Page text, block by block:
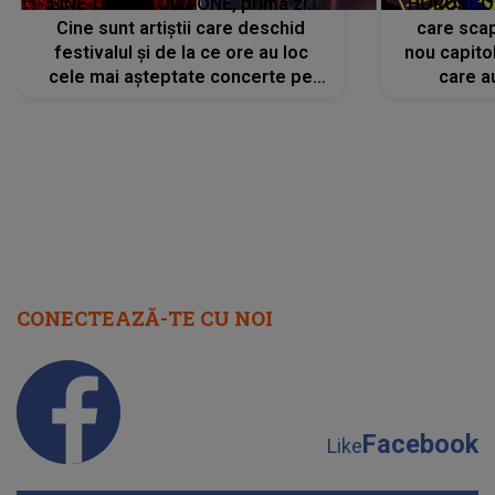
Cine sunt artiștii care deschid
festivalul și de la ce ore au loc
cele mai așteptate concerte pe
care
nou
care
CONECTEAZĂ-TE CU NOI
LikeFacebook